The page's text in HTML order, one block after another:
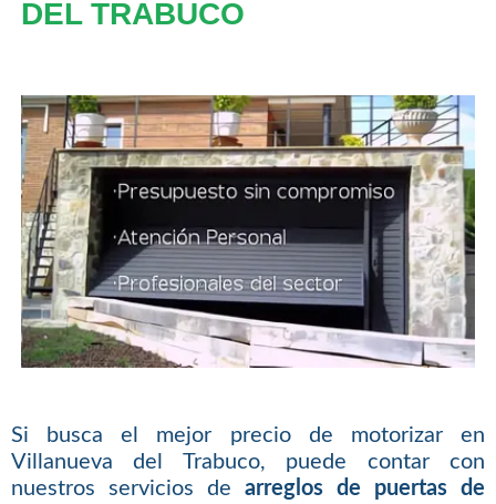
DEL TRABUCO
Si busca el mejor precio de motorizar en
Villanueva del Trabuco, puede contar con
nuestros servicios de arreglos de puertas de